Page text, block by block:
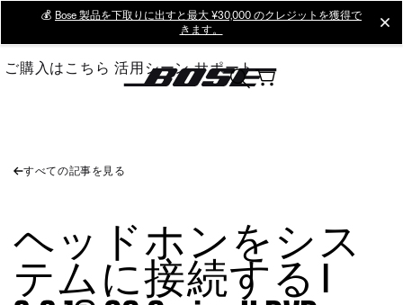
Main
💰 Bose 製品を下取りに出すと最大 ¥30,000 のクレジットを獲得で
きます。
ご購入はこちら 活用シーン サポート
すべての記事を見る
ヘッドホンをシス
テムに接続する |